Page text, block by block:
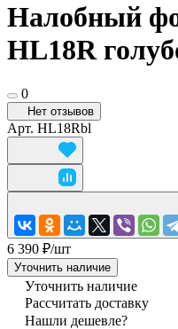
Налобный
HL18R
0
Нет отзывов
Арт. HL18Rbl
6 390 ₽/шт
Уточнить наличие
Уточнить наличие
Рассчитать доставку
Нашли дешевле?